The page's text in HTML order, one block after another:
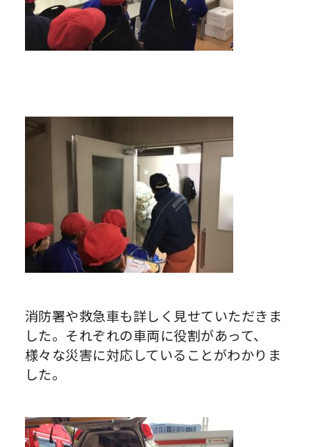
消防署や救急車も詳しく見せていただきま
した。それぞれの車両に役割があって、
様々な災害に対応していることがわかりま
した。